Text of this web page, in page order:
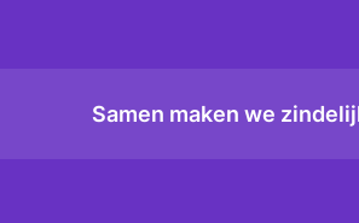
Samen maken we